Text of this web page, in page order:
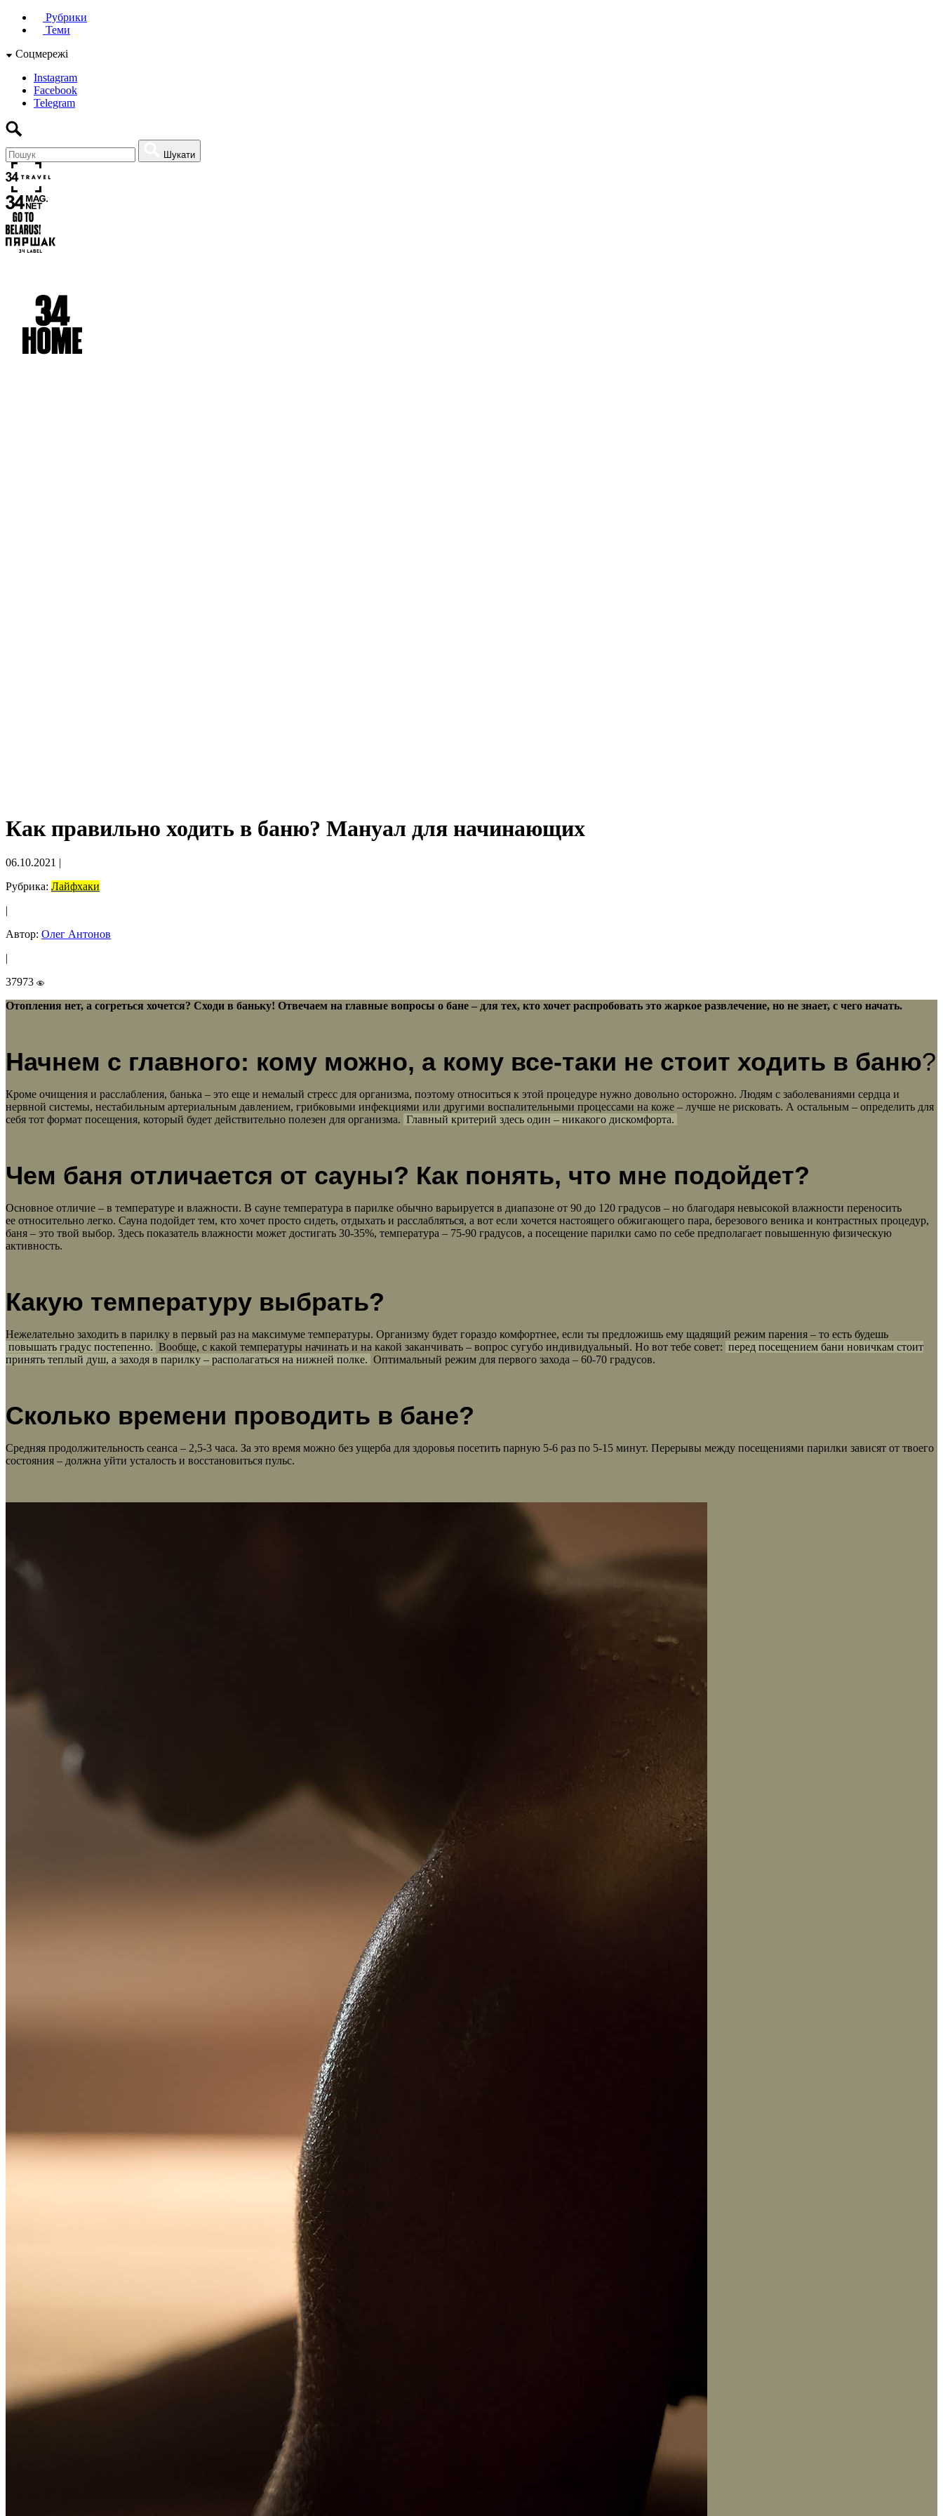
Рубрики
Теми
Соцмережі
Instagram
Facebook
Telegram
Шукати
Как правильно ходить в баню? Мануал для начинающих
06.10.2021 |
Рубрика: Лайфхаки
|
Автор: Олег Антонов
|
37973
Отопления нет, а согреться хочется? Сходи в баньку! Отвечаем на главные вопросы о бане – для тех, кто хочет распробовать это жаркое развлечение, но не знает, с чего начать.
Начнем с главного: кому можно, а кому все-таки не стоит ходить в баню?
Кроме очищения и расслабления, банька – это еще и немалый стресс для организма, поэтому относиться к этой процедуре нужно довольно осторожно. Людям с заболеваниями сердца и
нервной системы, нестабильным артериальным давлением, грибковыми инфекциями или другими воспалительными процессами на коже – лучше не рисковать. А остальным – определить для
себя тот формат посещения, который будет действительно полезен для организма. Главный критерий здесь один – никакого дискомфорта.
Чем баня отличается от сауны? Как понять, что мне подойдет?
Основное отличие – в температуре и влажности. В сауне температура в парилке обычно варьируется в диапазоне от 90 до 120 градусов – но благодаря невысокой влажности переносить
ее относительно легко. Сауна подойдет тем, кто хочет просто сидеть, отдыхать и расслабляться, а вот если хочется настоящего обжигающего пара, березового веника и контрастных процедур,
баня – это твой выбор. Здесь показатель влажности может достигать 30-35%, температура – 75-90 градусов, а посещение парилки само по себе предполагает повышенную физическую
активность.
Какую температуру выбрать?
Нежелательно заходить в парилку в первый раз на максимуме температуры. Организму будет гораздо комфортнее, если ты предложишь ему щадящий режим парения – то есть будешь
повышать градус постепенно. Вообще, с какой температуры начинать и на какой заканчивать – вопрос сугубо индивидуальный. Но вот тебе совет: перед посещением бани новичкам стоит
принять теплый душ, а заходя в парилку – располагаться на нижней полке. Оптимальный режим для первого захода – 60-70 градусов.
Сколько времени проводить в бане?
Средняя продолжительность сеанса – 2,5-3 часа. За это время можно без ущерба для здоровья посетить парную 5-6 раз по 5-15 минут. Перерывы между посещениями парилки зависят от твоего
состояния – должна уйти усталость и восстановиться пульс.